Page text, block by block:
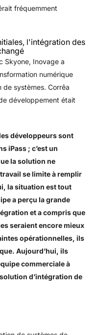
fréquemment
l'intégration des
Skyone, Inovage a
numérique
systèmes. Corrêa
développement était
développeurs sont
iPass ; c’est un
la solution ne
se limite à remplir
la situation est tout
a perçu la grande
et a compris que
seraient encore mieux
opérationnelles, ils
Aujourd’hui, ils
commerciale à
d’intégration de